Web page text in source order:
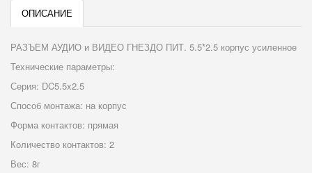
ОПИСАНИЕ
РАЗЪЕМ АУДИО и ВИДЕО ГНЕЗДО ПИТ. 5.5*2.5 коpпус усиленное
Технические параметры:
Серия: DC5.5x2.5
Способ монтажа: на корпус
Форма контактов: прямая
Количество контактов: 2
Вес: 8г